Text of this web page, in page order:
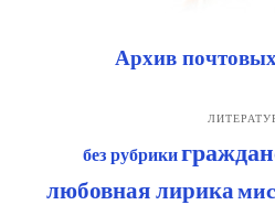
Архив
без рубрики
любовная лирика